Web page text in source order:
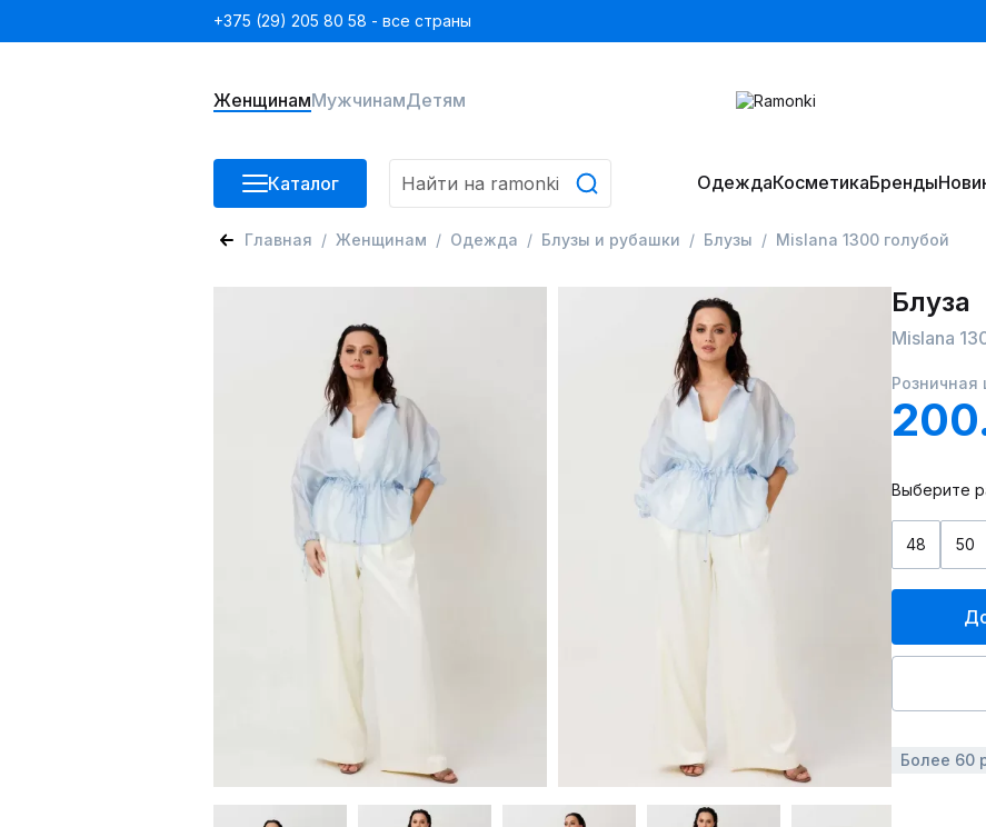
+375 (29) 205 80 58 - все страны
ЖенщинамМужчинамДетям
Каталог ОдеждаКосметикаБренды
Главная Женщинам Одежда Блузы и рубашки Блузы Mislana 1300 голубой
Блуза
Mislana
Розничная
Выберите
48 50
Более 60